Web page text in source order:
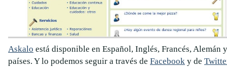
Askalo está disponible en Español, Inglés, Francés, Alemán
países. Y lo podemos seguir a través de Facebook y de